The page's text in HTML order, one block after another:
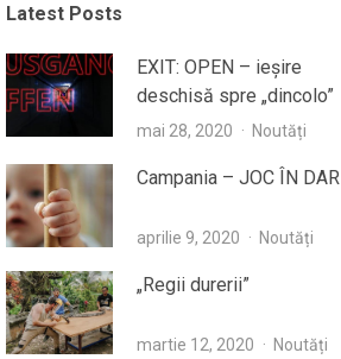
Latest Posts
EXIT: OPEN – ieşire
deschisă spre „dincolo”
mai 28, 2020 Noutăți
Campania – JOC ÎN DAR
aprilie 9, 2020 Noutăți
„Regii durerii”
martie 12, 2020 Noutăți